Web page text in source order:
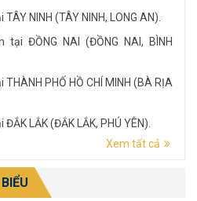
NINH (TÂY NINH, LONG AN).
ĐỒNG NAI (ĐỒNG NAI, BÌNH
PHỐ HỒ CHÍ MINH (BÀ RỊA
LẮK (ĐẮK LẮK, PHÚ YÊN).
LÂM ĐỒNG (LÂM ĐỒNG, ĐẮK
Xem tất cả